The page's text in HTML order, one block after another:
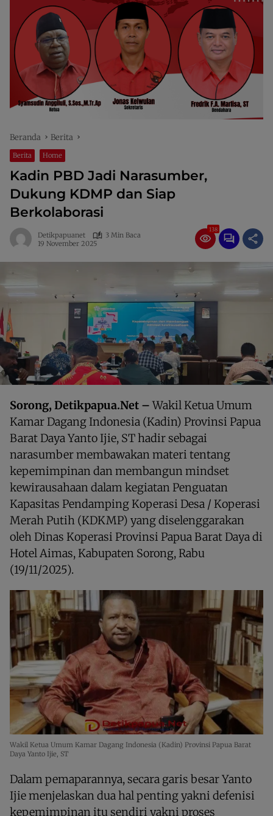
Beranda Berita
Berita Home
Kadin PBD Jadi Narasumber,
Dukung KDMP dan Siap
Berkolaborasi
Detikpapuanet
3 Min Baca
19 November 2025
138
Sorong, Detikpapua.Net – Wakil Ketua Umum
Kamar Dagang Indonesia (Kadin) Provinsi Papua
Barat Daya Yanto Ijie, ST hadir sebagai
narasumber membawakan materi tentang
kepemimpinan dan membangun mindset
kewirausahaan dalam kegiatan Penguatan
Kapasitas Pendamping Koperasi Desa / Koperasi
Merah Putih (KDKMP) yang diselenggarakan
oleh Dinas Koperasi Provinsi Papua Barat Daya di
Hotel Aimas, Kabupaten Sorong, Rabu
(19/11/2025).
Wakil Ketua Umum Kamar Dagang Indonesia (Kadin) Provinsi Papua Barat
Daya Yanto Ijie, ST
Dalam pemaparannya, secara garis besar Yanto
Ijie menjelaskan dua hal penting yakni defenisi
kepemimpinan itu sendiri yakni proses